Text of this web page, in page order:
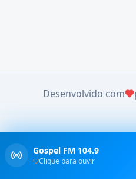
Desenvolvido com
Gospel FM 104.9
Clique para ouvir